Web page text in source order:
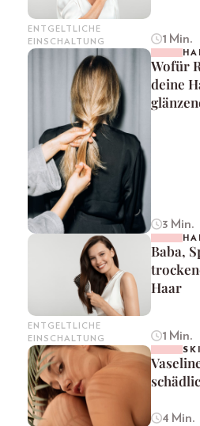
ENTGELTLICHE
EINSCHALTUNG
1 Min.
Wofür
deine
3 Min.
ENTGELTLICHE
EINSCHALTUNG
Baba,
Haar
1 Min.
4 Min.